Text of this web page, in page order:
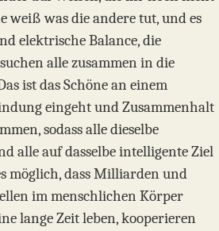
weiß was die andere tut, und es
elektrische Balance, die
alle zusammen in die
ist das Schöne an einem
eingeht und Zusammenhalt
sodass alle dieselbe
alle auf dasselbe intelligente Ziel
möglich, dass Milliarden und
im menschlichen Körper
lange Zeit leben, kooperieren